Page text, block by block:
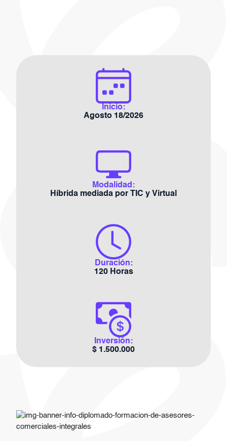
Inicio:
Agosto 18/2026
Modalidad:
Híbrida mediada por TIC y Virtual
Duración:
120 Horas
Inversión:
$ 1.500.000
Imagen